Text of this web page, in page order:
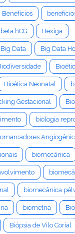
Benefícios
beta hCG Bexiga
Big Data Big Data
Bioética Neonatal
Gestacional
biologia
biomecânica
biomecânica
biometria
Biópsia de Vilo Corial